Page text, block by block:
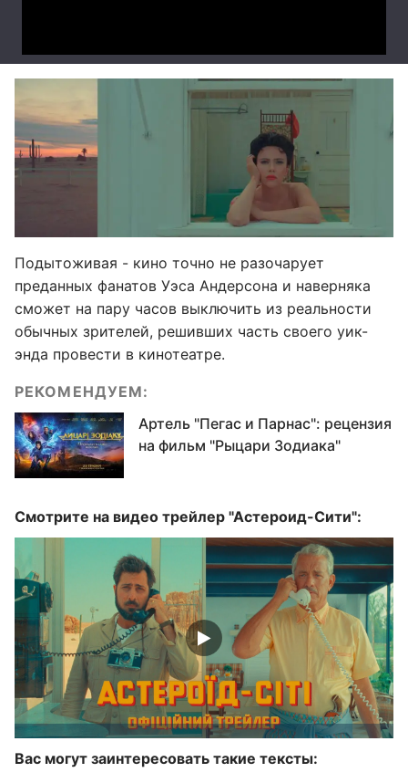
Подытоживая - кино точно не разочарует
преданных фанатов Уэса Андерсона и наверняка
сможет на пару часов выключить из реальности
обычных зрителей, решивших часть своего уик-
энда провести в кинотеатре.
РЕКОМЕНДУЕМ:
Артель "Пегас и Парнас": рецензия
на фильм "Рыцари Зодиака"
Смотрите на видео трейлер "Астероид-Сити":
Вас могут заинтересовать такие тексты: